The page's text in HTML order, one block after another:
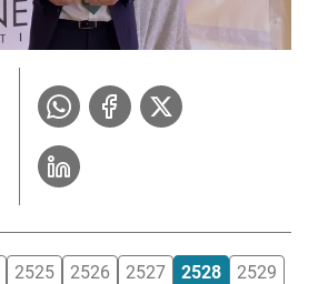
2525 2526 2527 2528
2529